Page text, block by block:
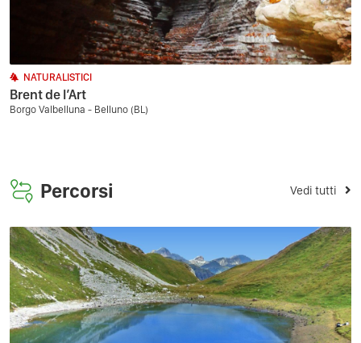
NATURALISTICI
Brent de l’Art
Borgo Valbelluna - Belluno (BL)
Percorsi Vedi tutti